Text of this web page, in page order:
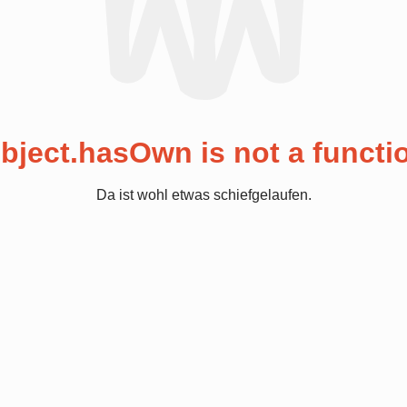
is not a
Da ist wohl etwas schiefgelaufen.